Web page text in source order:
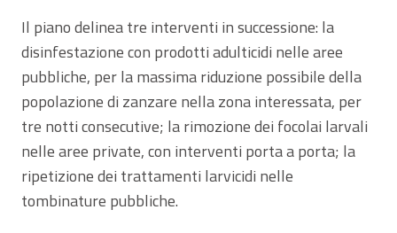
Il piano delinea tre interventi in successione: la
disinfestazione con prodotti adulticidi nelle aree
pubbliche, per la massima riduzione possibile della
popolazione di zanzare nella zona interessata, per
tre notti consecutive; la rimozione dei focolai larvali
nelle aree private, con interventi porta a porta; la
ripetizione dei trattamenti larvicidi nelle
tombinature pubbliche.